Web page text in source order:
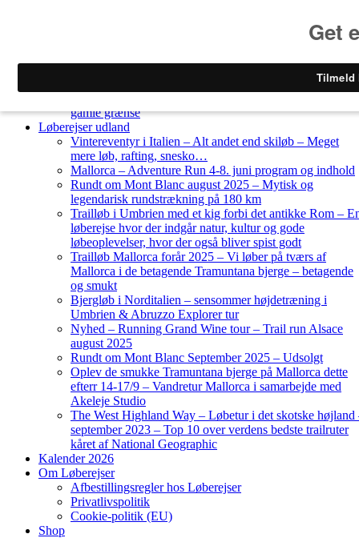
gamle grænse
Løberejser udland
Vintereventyr i Italien – Alt andet end skiløb – Meget
mere løb, rafting, snesko…
Mallorca – Adventure Run 4-8. juni program og indhold
Rundt om Mont Blanc august 2025 – Mytisk og
legendarisk rundstrækning på 180 km
Trailløb i Umbrien med et kig forbi det antikke Rom –
løberejse hvor der indgår natur, kultur og gode
løbeoplevelser, hvor der også bliver spist godt
Trailløb Mallorca forår 2025 – Vi løber på tværs af
Mallorca i de betagende Tramuntana bjerge – betagende
og smukt
Bjergløb i Norditalien – sensommer højdetræning i
Umbrien & Abruzzo Explorer tur
Nyhed – Running Grand Wine tour – Trail run Alsace
august 2025
Rundt om Mont Blanc September 2025 – Udsolgt
Oplev de smukke Tramuntana bjerge på Mallorca dette
efterr 14-17/9 – Vandretur Mallorca i samarbejde med
Akeleje Studio
The West Highland Way – Løbetur i det skotske højland
september 2023 – Top 10 over verdens bedste trailruter
kåret af National Geographic
Kalender 2026
Om Løberejser
Afbestillingsregler hos Løberejser
Privatlivspolitik
Cookie-politik (EU)
Shop